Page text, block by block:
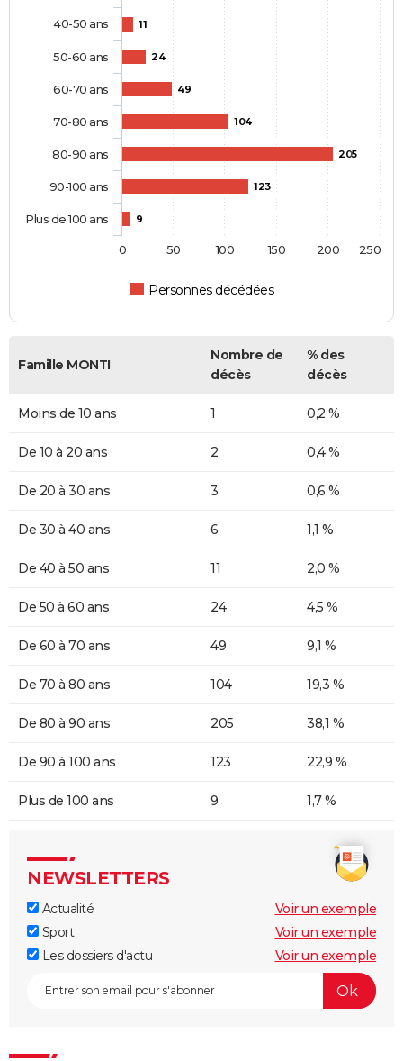
11
24
49
104
205
123
9
Personnes décédées
40-50 ans
50-60 ans
60-70 ans
70-80 ans
80-90 ans
90-100 ans
Plus de 100 ans
0 50 100 150 200 250
Famille MONTI
Nombre de
décès
% des
décès
Moins de 10 ans 1 0,2 %
De 10 à 20 ans 2 0,4 %
De 20 à 30 ans 3 0,6 %
De 30 à 40 ans 6 1,1 %
De 40 à 50 ans 11 2,0 %
De 50 à 60 ans 24 4,5 %
De 60 à 70 ans 49 9,1 %
De 70 à 80 ans 104 19,3 %
De 80 à 90 ans 205 38,1 %
De 90 à 100 ans 123 22,9 %
Plus de 100 ans 9 1,7 %
NEWSLETTERS
Actualité
Voir un exemple
Sport
Voir un exemple
Les dossiers d'actu
Voir un exemple